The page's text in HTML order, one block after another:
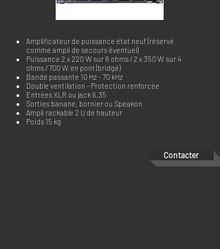
Contacter
Amplificateur de puissance état neuf (réservé
comme ampli de secours éventuel)
Puissance 2 x 220 W sur 8 ohms / 2 x 350 W sur 4
ohms / 700 W en pont (bridgé)
Bande passante 10 Hz - 70 kHz
Double ventilation - Protection renforcée
Entrées XLR ou jack 6,35
Sorties banane, bornier ou Speakon
Ampli rackable 2 U de hauteur
Poids 15 kg